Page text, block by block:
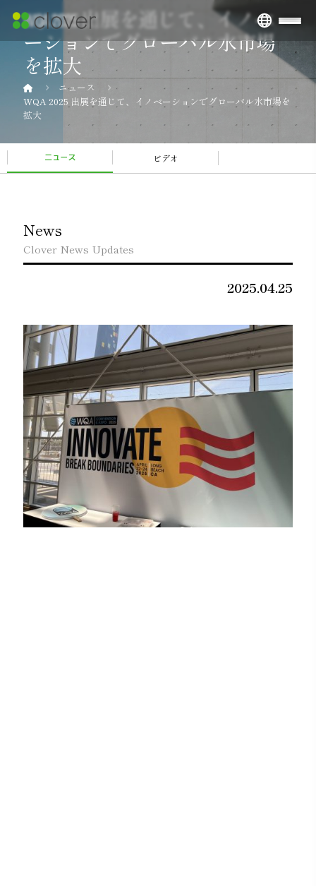
WQA 2025 出展を通じて、イノベ
ーションでグローバル水市場
を拡大
ニュース
WQA 2025 出展を通じて、イノベーションでグローバル水市場を
拡大
ニュース ビデオ
News
Clover News Updates
2025.04.25